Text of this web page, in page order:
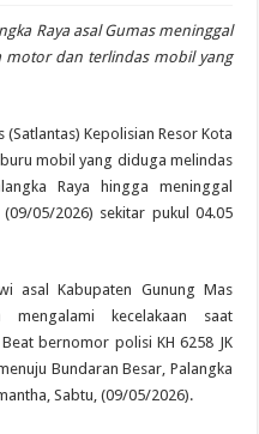
Raya asal Gumas meninggal
motor dan terlindas mobil yang
(Satlantas) Kepolisian Resor Kota
mobil yang diduga melindas
Raya hingga meninggal
05/2026) sekitar pukul 04.05
asal Kabupaten Gunung Mas
kecelakaan saat
bernomor polisi KH 6258 JK
Bundaran Besar, Palangka
Sabtu, (09/05/2026).